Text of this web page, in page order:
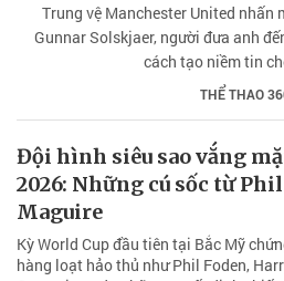
Trung vệ Manchester United nhấn
Gunnar Solskjaer, người đưa anh
cách tạo niềm tin
THỂ THAO
Đội hình siêu sao vắng
2026: Những cú sốc từ
Maguire
Kỳ World Cup đầu tiên tại Bắc Mỹ
hàng loạt hảo thủ như Phil Foden,